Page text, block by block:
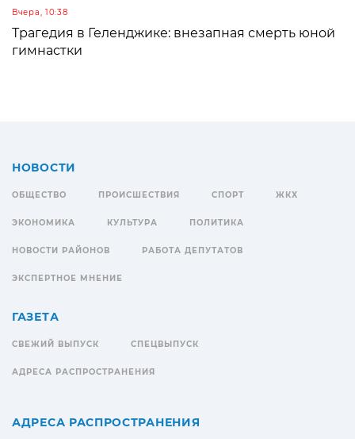
Вчера, 10:38
Трагедия в Геленджике: внезапная смерть юной
гимнастки
НОВОСТИ
ОБЩЕСТВО ПРОИСШЕСТВИЯ СПОРТ ЖКХ
ЭКОНОМИКА КУЛЬТУРА ПОЛИТИКА
НОВОСТИ РАЙОНОВ РАБОТА ДЕПУТАТОВ
ЭКСПЕРТНОЕ МНЕНИЕ
ГАЗЕТА
СВЕЖИЙ ВЫПУСК СПЕЦВЫПУСК
АДРЕСА РАСПРОСТРАНЕНИЯ
АДРЕСА РАСПРОСТРАНЕНИЯ